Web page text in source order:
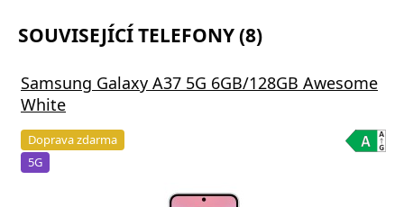
SOUVISEJÍCÍ TELEFONY (8)
Samsung Galaxy A37 5G 6GB/128GB Awesome
White
Doprava zdarma
5G